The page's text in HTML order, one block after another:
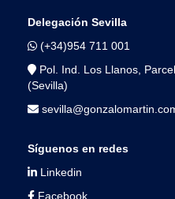
Delegación Sevilla
(+34)954 711 001
Pol. Ind. Los Llanos,
(Sevilla)
Síguenos en redes
Linkedin
Facebook